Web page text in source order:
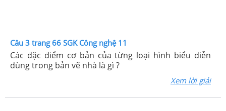
Câu 3 trang 66 SGK Công nghệ 11
Các đặc điểm cơ bản của từng loại hình biểu diễn
dùng trong bản vẽ nhà là gì ?
Xem lời giải